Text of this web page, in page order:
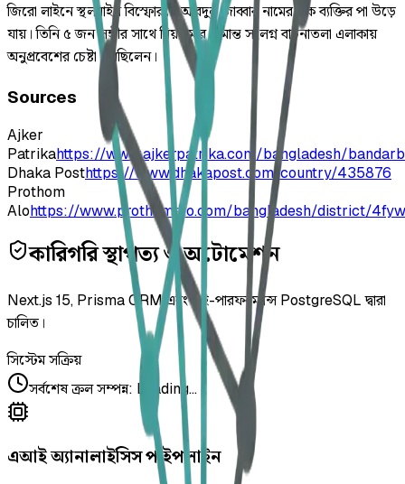
জিরো লাইনে স্থলমাইন বিস্ফোরণে আবদুল জাব্বার নামের এক ব্যক্তির পা উড়ে
যায়। তিনি ৫ জন সঙ্গীর সাথে মিয়ানমার সীমান্ত সংলগ্ন বাটনাতলা এলাকায়
অনুপ্রবেশের চেষ্টা করছিলেন।
Sources
Ajker
Patrikahttps://www.ajkerpatrika.com/bangladesh/
Dhaka Posthttps://www.dhakapost.com/country/435876
Prothom
Alohttps://www.prothomalo.com/bangladesh/district/
কারিগরি স্থাপত্য ও অটোমেশন
Next.js 15, Prisma ORM এবং হাই-পারফরম্যান্স PostgreSQL দ্বারা
চালিত।
সিস্টেম সক্রিয়
সর্বশেষ ক্রল সম্পন্ন: Loading...
এআই অ্যানালাইসিস পাইপলাইন